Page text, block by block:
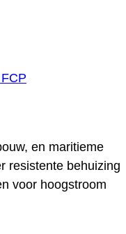
en maritieme
resistente behuizing
voor hoogstroom